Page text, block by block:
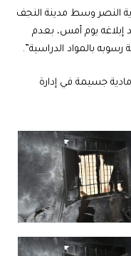
النصر وسط مدينة النجف
إبلاغه يوم أمس، بعدم
رسوبه بالمواد الدراسية”.
جسيمة في إدارة